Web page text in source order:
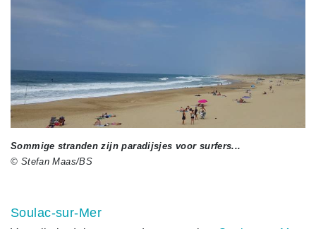
Sommige stranden zijn paradijsjes voor surfers...
© Stefan Maas/BS
Soulac-sur-Mer